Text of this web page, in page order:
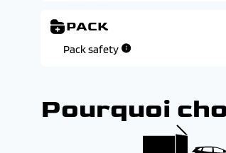
PACK
Pack safety
Pourquoi